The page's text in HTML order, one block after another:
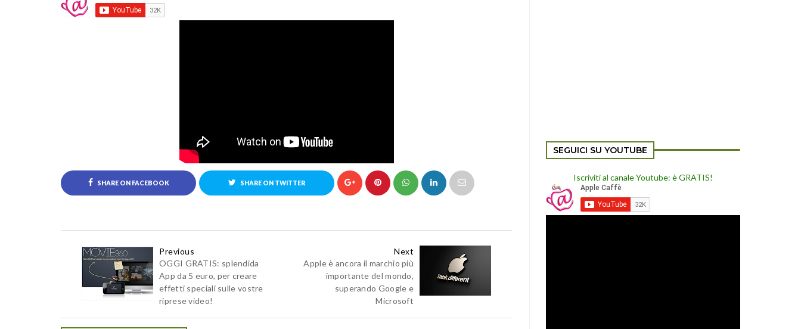
SHARE ON FACEBOOK SHARE ON TWITTER
Next
Apple è ancora il marchio più
importante del mondo,
superando Google e
Microsoft
Previous
OGGI GRATIS: splendida
App da 5 euro, per creare
effetti speciali sulle vostre
riprese video!
SEGUICI SU YOUTUBE
Iscriviti al canale Youtube: è GRATIS!